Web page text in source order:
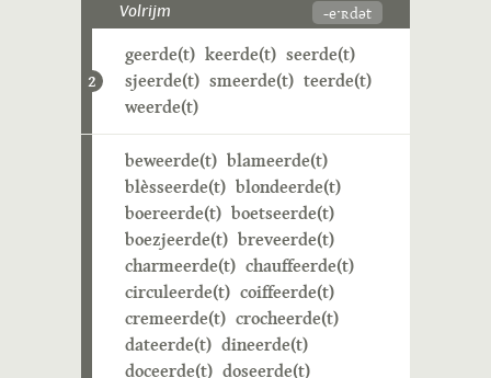
Volrijm -eˑʀdət
2
geerde(t) keerde(t) seerde(t)
sjeerde(t) smeerde(t) teerde(t)
weerde(t)
beweerde(t) blameerde(t)
blèsseerde(t) blondeerde(t)
boereerde(t) boetseerde(t)
boezjeerde(t) breveerde(t)
charmeerde(t) chauffeerde(t)
circuleerde(t) coiffeerde(t)
cremeerde(t) crocheerde(t)
dateerde(t) dineerde(t)
doceerde(t) doseerde(t)